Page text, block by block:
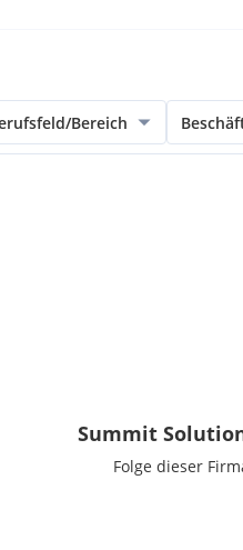
Bereich
Summit
Folge dieser